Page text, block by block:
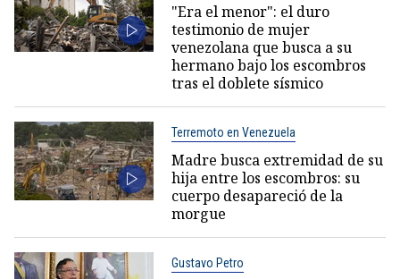
"Era el menor": el duro
testimonio de mujer
venezolana que busca a su
hermano bajo los escombros
tras el doblete sísmico
Terremoto en Venezuela
Madre busca extremidad de su
hija entre los escombros: su
cuerpo desapareció de la
morgue
Gustavo Petro